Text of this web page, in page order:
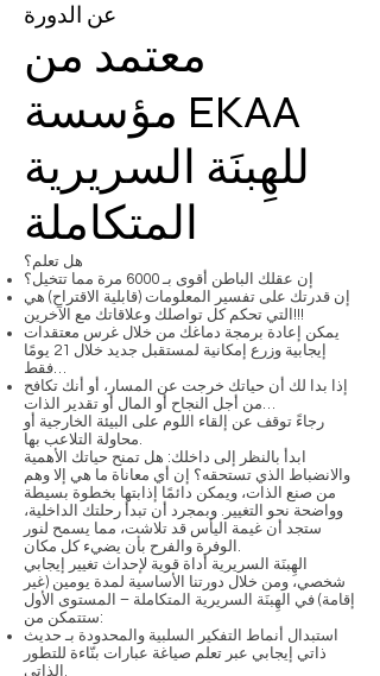
عن الدورة
معتمد من
مؤسسة EKAA
للهِبنَة السريرية
المتكاملة
هل تعلم؟
إن عقلك الباطن أقوى بـ 6000 مرة مما تتخيل؟
إن قدرتك على تفسير المعلومات (قابلية الاقتراح) هي
التي تحكم كل تواصلك وعلاقاتك مع الآخرين!!!
يمكن إعادة برمجة دماغك من خلال غرس معتقدات
إيجابية وزرع إمكانية لمستقبل جديد خلال 21 يومًا
فقط…
إذا بدا لك أن حياتك خرجت عن المسار، أو أنك تكافح
من أجل النجاح أو المال أو تقدير الذات…
رجاءً توقف عن إلقاء اللوم على البيئة الخارجية أو
محاولة التلاعب بها.
ابدأ بالنظر إلى داخلك: هل تمنح حياتك الأهمية
والانضباط الذي تستحقه؟ إن أي معاناة ما هي إلا وهم
من صنع الذات، ويمكن دائمًا إذابتها بخطوة بسيطة
وواضحة نحو التغيير. وبمجرد أن تبدأ رحلتك الداخلية،
ستجد أن غيمة اليأس قد تلاشت، مما يسمح لنور
الوفرة والفرح بأن يضيء كل مكان.
الهِبنَة السريرية أداة قوية لإحداث تغيير إيجابي
شخصي، ومن خلال دورتنا الأساسية لمدة يومين (غير
إقامة) في الهِبنَة السريرية المتكاملة – المستوى الأول
ستتمكن من:
استبدال أنماط التفكير السلبية والمحدودة بـ حديث
ذاتي إيجابي عبر تعلم صياغة عبارات بنّاءة للتطور
الذاتي.